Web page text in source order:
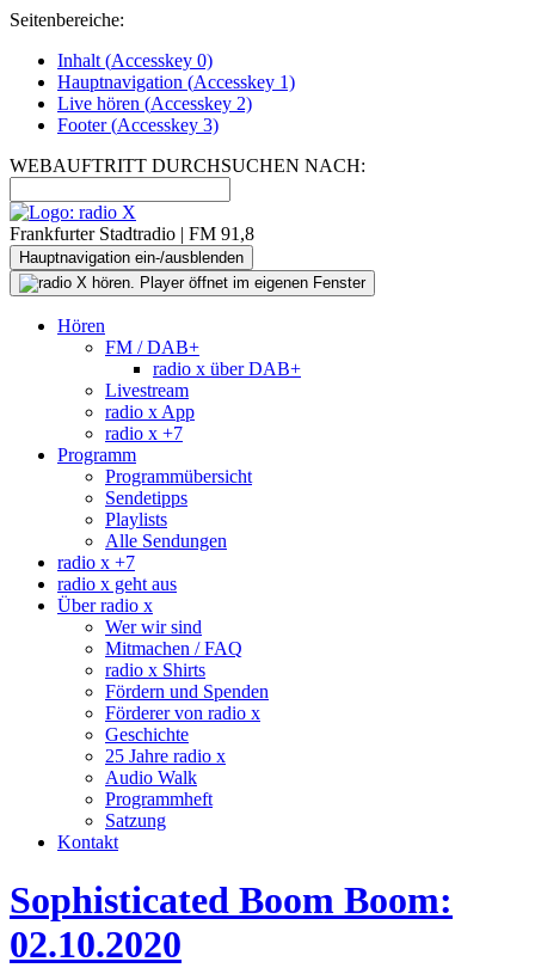
Seitenbereiche:
Inhalt (Accesskey 0)
Hauptnavigation (Accesskey 1)
Live hören (Accesskey 2)
Footer(Accesskey 3)
WEBAUFTRITT DURCHSUCHEN NACH:
Frankfurter Stadtradio | FM 91,8
Hauptnavigation ein-/ausblenden
Hören
FM / DAB+
radio x über DAB+
Livestream
radio x App
radio x +7
Programm
Programmübersicht
Sendetipps
Playlists
Alle Sendungen
radio x +7
radio x geht aus
Über radio x
Wer wir sind
Mitmachen / FAQ
radio x Shirts
Fördern und Spenden
Förderer von radio x
Geschichte
25 Jahre radio x
Audio Walk
Programmheft
Satzung
Kontakt
Sophisticated Boom Boom:
02.10.2020